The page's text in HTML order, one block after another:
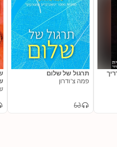
תרגול של שלום
פמה צ'ודרון